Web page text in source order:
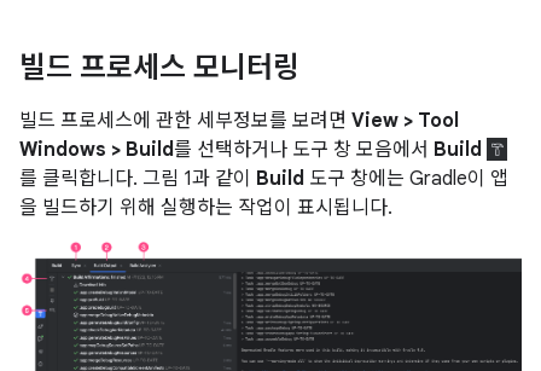
빌드 프로세스 모니터링
빌드 프로세스에 관한 세부정보를 보려면 View > Tool
Windows > Build를 선택하거나 도구 창 모음에서 Build
를 클릭합니다. 그림 1과 같이 Build 도구 창에는 Gradle이 앱
을 빌드하기 위해 실행하는 작업이 표시됩니다.